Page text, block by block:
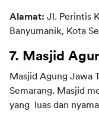
Alamat: Jl. Perintis
Banyumanik, Kota
7. Masjid
Masjid Agung Jawa
Semarang. Masjid
yang  luas dan